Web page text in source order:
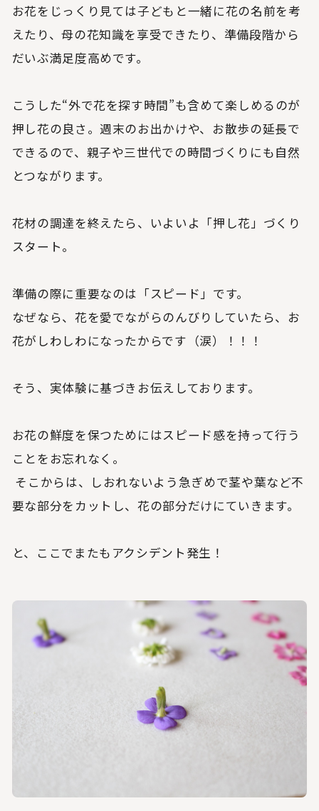
お花をじっくり見ては子どもと一緒に花の名前を考
えたり、母の花知識を享受できたり、準備段階から
だいぶ満足度高めです。
こうした“外で花を探す時間”も含めて楽しめるのが
押し花の良さ。週末のお出かけや、お散歩の延長で
できるので、親子や三世代での時間づくりにも自然
とつながります。
花材の調達を終えたら、いよいよ「押し花」づくり
スタート。
準備の際に重要なのは「スピード」です。
なぜなら、花を愛でながらのんびりしていたら、お
花がしわしわになったからです（涙）！！！
そう、実体験に基づきお伝えしております。
お花の鮮度を保つためにはスピード感を持って行う
ことをお忘れなく。
そこからは、しおれないよう急ぎめで茎や葉など不
要な部分をカットし、花の部分だけにていきます。
と、ここでまたもアクシデント発生！